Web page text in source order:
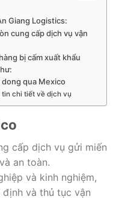
Giang Logistics:
cung cấp dịch vụ vận
bị cấm xuất khẩu
qua Mexico
tin chi tiết về dịch vụ
cấp dịch vụ gửi miến
an toàn.
và kinh nghiệm,
và thủ tục vận